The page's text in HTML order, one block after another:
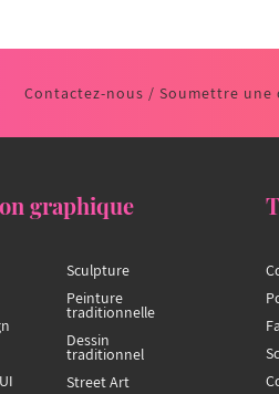
Contactez-nous / Soumettre une
graphique
Sculpture
Peinture
traditionnelle
Dessin
traditionnel
Street Art